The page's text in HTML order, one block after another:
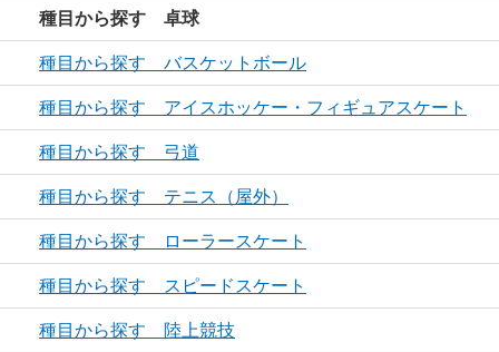
種目から探す 卓球
種目から探す バスケットボール
種目から探す アイスホッケー・フィギュアスケート
種目から探す 弓道
種目から探す テニス（屋外）
種目から探す ローラースケート
種目から探す スピードスケート
種目から探す 陸上競技